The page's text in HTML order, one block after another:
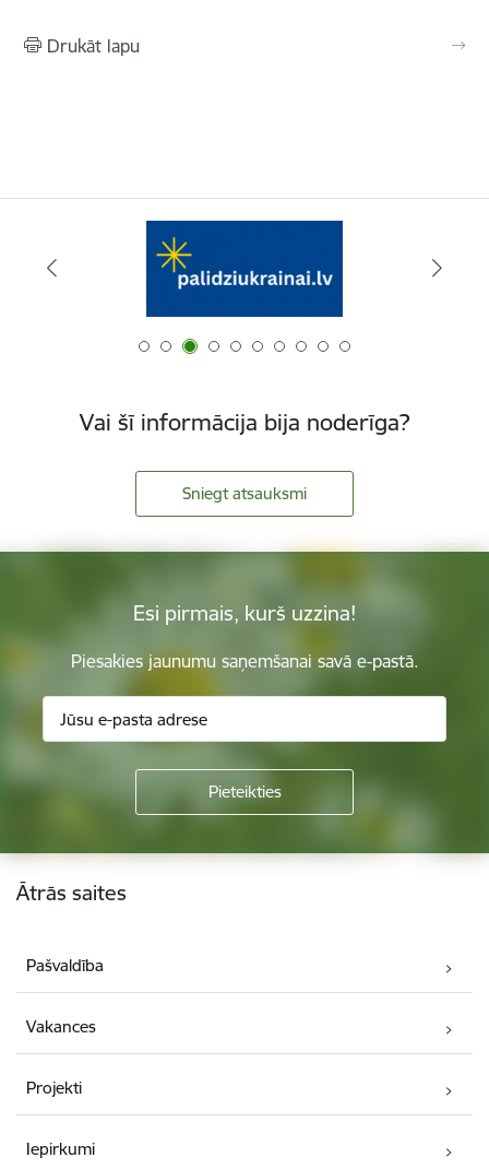
Drukāt lapu
Vai šī informācija bija noderīga?
Sniegt atsauksmi
Esi pirmais, kurš uzzina!
Piesakies jaunumu saņemšanai savā e-pastā.
Kājene
Ātrās saites
Pašvaldība
Vakances
Projekti
Iepirkumi